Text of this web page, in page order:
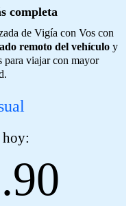
completa
de Vigía con Vos con
remoto del vehículo y
para viajar con mayor